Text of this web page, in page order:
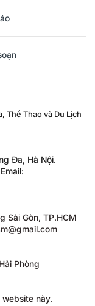
Thể Thao và Du Lịch
Đa, Hà Nội.
Sài Gòn, TP.HCM
Phòng
này.